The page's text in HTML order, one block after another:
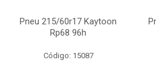
Pneu 215/60r17 Kaytoon
Rp68 96h
Código: 15087